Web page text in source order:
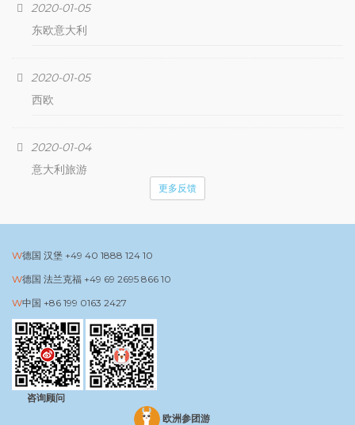
2020-01-05
东欧意大利
2020-01-05
西欧
2020-01-04
意大利旅游
更多反馈
德国 汉堡 +49 40 1888 124 10
德国 法兰克福 +49 69 2695 866 10
中国 +86 199 0163 2427
咨询顾问
欧洲参团游